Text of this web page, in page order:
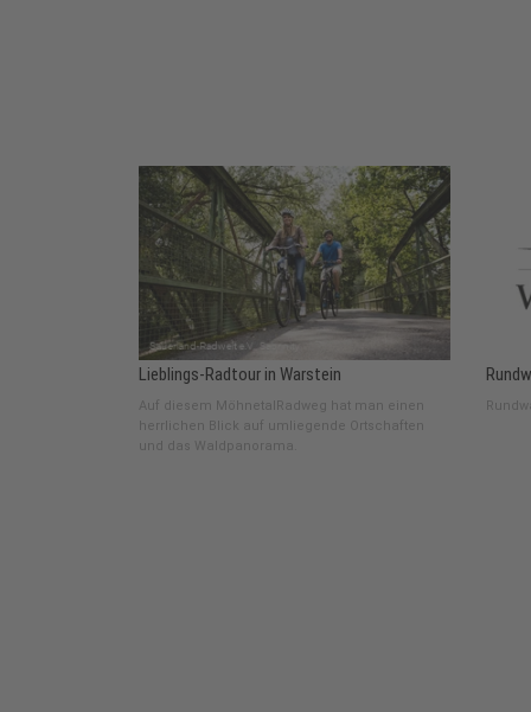
Lieblings-Radtour in Warstein
Auf diesem MöhnetalRadweg hat man einen
herrlichen Blick auf umliegende Ortschaften
und das Waldpanorama.